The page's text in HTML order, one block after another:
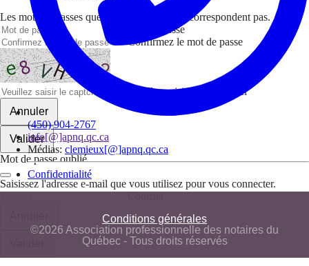
(450) 904-2767
info[@]apnq.qc.ca
Médias: clemieux[@]apnq.qc.ca
Confidentialité
Conditions générales
©2026 Association professionnelle des notaires du
Québec - Tous droits réservés
Les mots de passes que vous avez saisis ne correspondent pas.
Mot de passe
Confirmez le mot de passe
Veuillez saisir le captcha ici
Annuler
Valider
Mot de passe oublié
Saisissez l'adresse e-mail que vous utilisez pour vous connecter.